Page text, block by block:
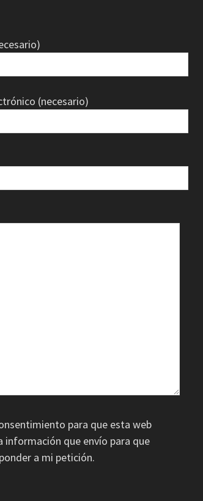
(necesario)
para que esta web
información que envío para que
a mi petición.